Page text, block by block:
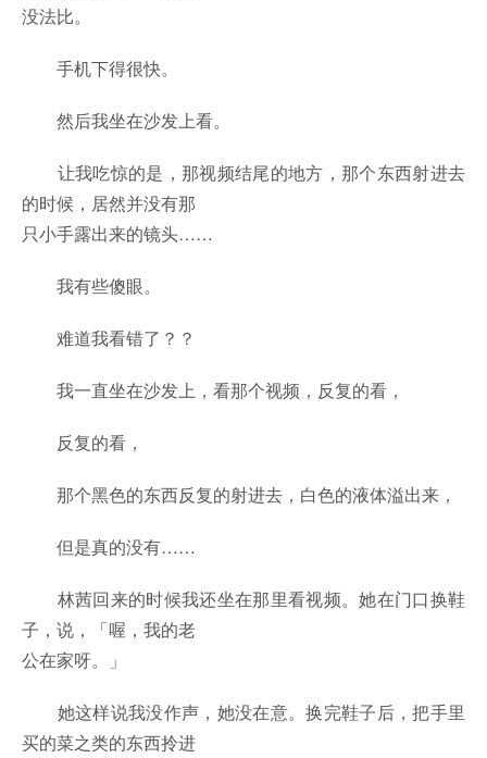
没法比。
手机下得很快。
然后我坐在沙发上看。
让我吃惊的是，那视频结尾的地方，那个东西射进去
的时候，居然并没有那
只小手露出来的镜头……
我有些傻眼。
难道我看错了？？
我一直坐在沙发上，看那个视频，反复的看，
反复的看，
那个黑色的东西反复的射进去，白色的液体溢出来，
但是真的没有……
林茜回来的时候我还坐在那里看视频。她在门口换鞋
子，说，「喔，我的老
公在家呀。」
她这样说我没作声，她没在意。换完鞋子后，把手里
买的菜之类的东西拎进